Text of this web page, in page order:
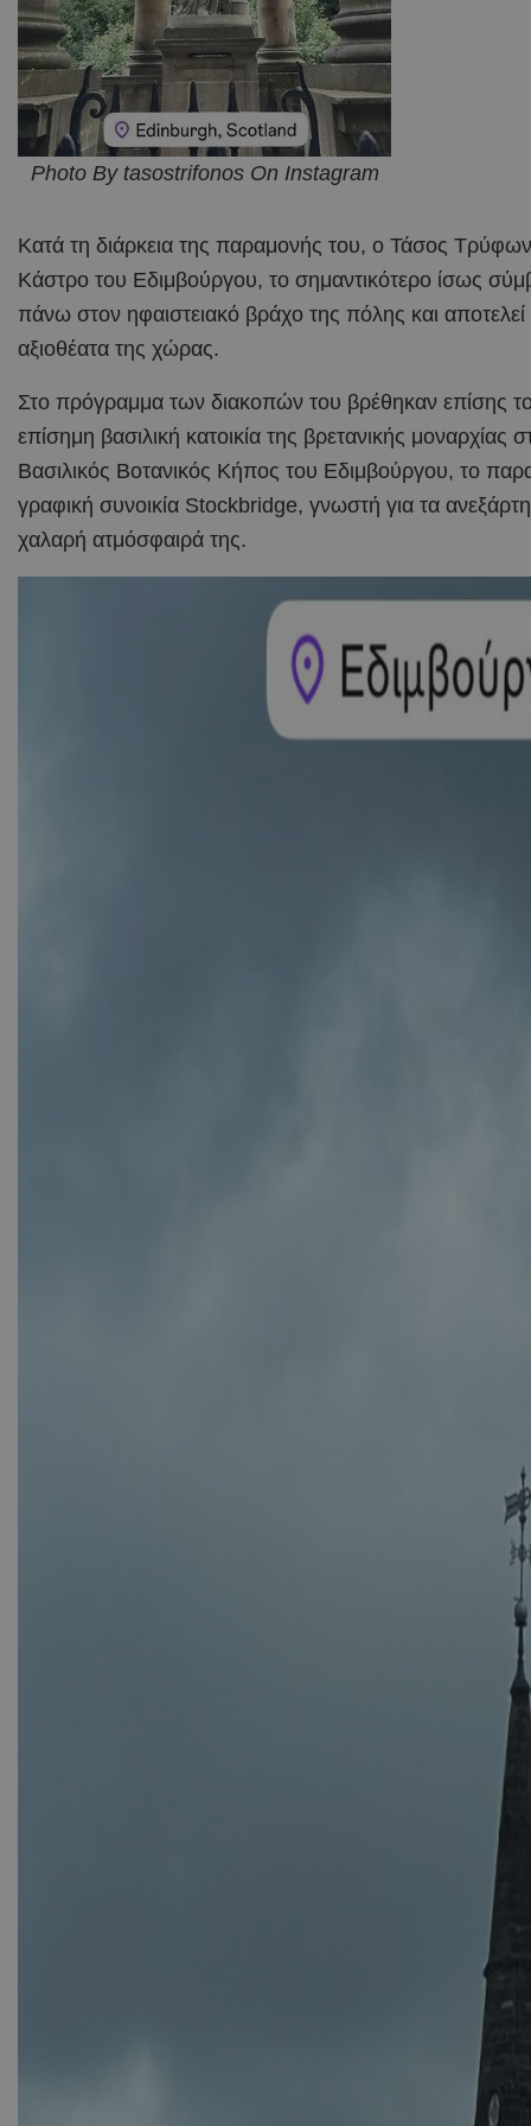
Photo By tasostrifonos On Instagram
Κατά τη διάρκεια της παραμονής του, ο Τάσος
Κάστρο του Εδιμβούργου, το σημαντικότερο ίσως
πάνω στον ηφαιστειακό βράχο της πόλης και
αξιοθέατα της χώρας.
Στο πρόγραμμα των διακοπών του βρέθηκαν επίσης
επίσημη βασιλική κατοικία της βρετανικής
Βασιλικός Βοτανικός Κήπος του Εδιμβούργου, το
γραφική συνοικία Stockbridge, γνωστή για τα
χαλαρή ατμόσφαιρά της.